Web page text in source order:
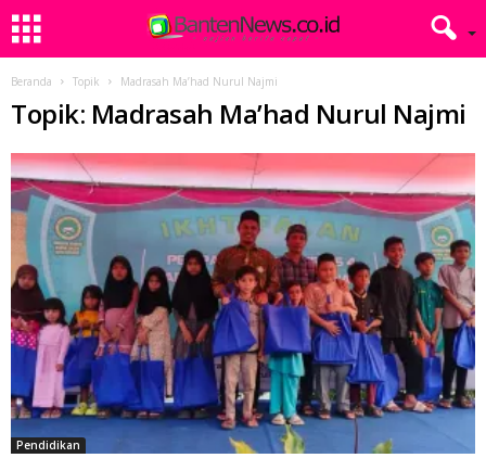
Beranda Topik Madrasah Ma’had Nurul Najmi
Topik: Madrasah Ma’had Nurul Najmi
Pendidikan